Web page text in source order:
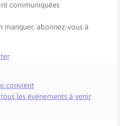
communiquées
manquer, abonnez-vous à
convient
les évènements à venir